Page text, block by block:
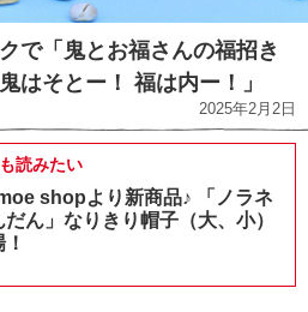
で「鬼とお福さんの福招き
はそとー！ 福は内ー！」
2025年2月2日
読みたい
shopより新商品♪ 「ノラネ
だん」なりきり帽子（大、小）